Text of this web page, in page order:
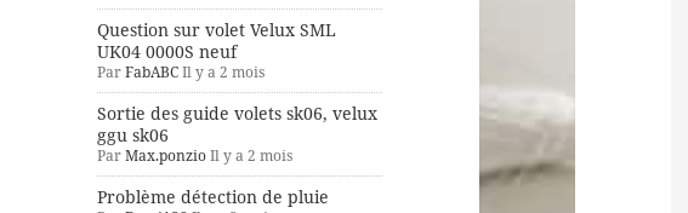
Question sur volet Velux SML
UK04 0000S neuf
ParFabABCIl y a 2 mois
Sortie des guide volets sk06, velux
ggu sk06
ParMax.ponzioIl y a 2 mois
Problème détection de pluie